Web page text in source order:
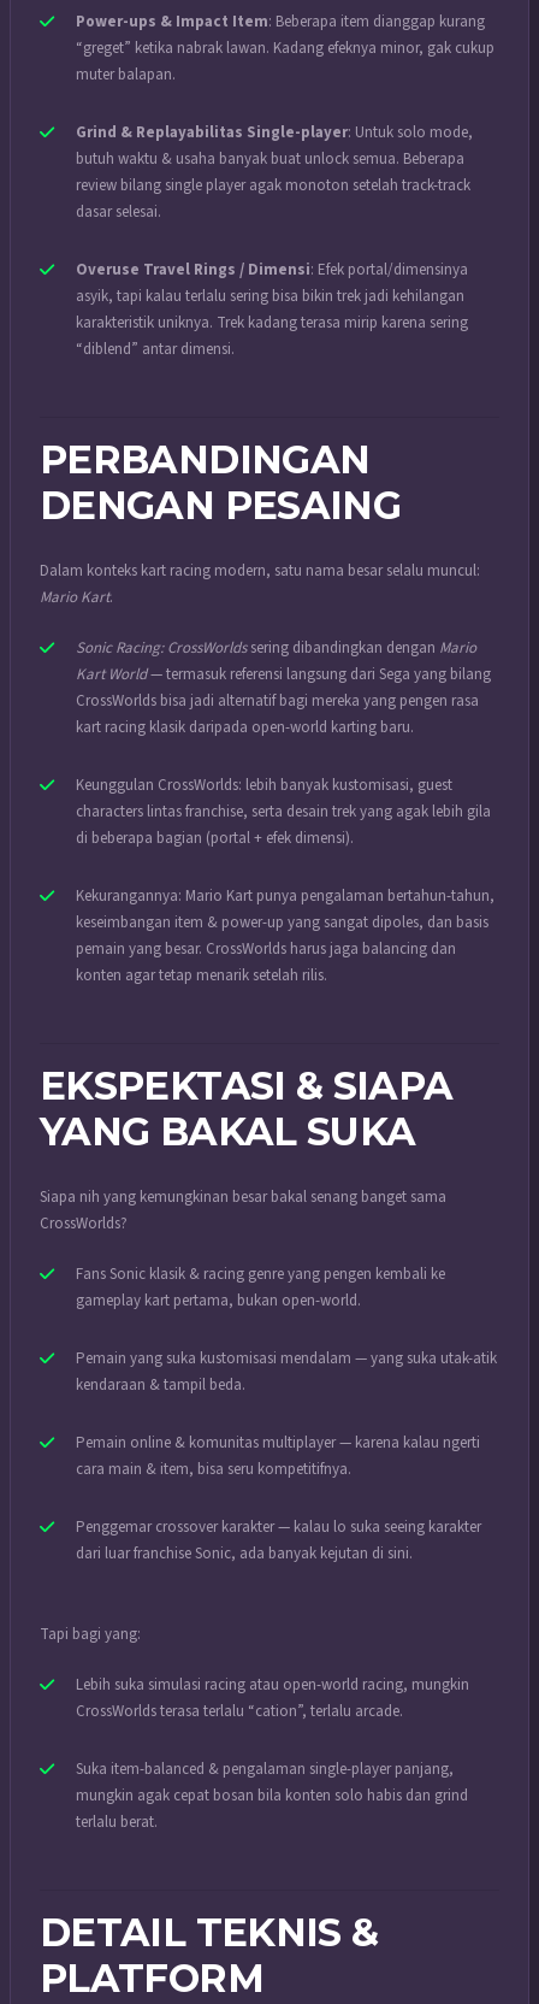
Power-ups & Impact Item: Beberapa item dianggap kurang
“greget” ketika nabrak lawan. Kadang efeknya minor, gak cukup
muter balapan.
Grind & Replayabilitas Single-player: Untuk solo mode,
butuh waktu & usaha banyak buat unlock semua. Beberapa
review bilang single player agak monoton setelah track-track
dasar selesai.
Overuse Travel Rings / Dimensi: Efek portal/dimensinya
asyik, tapi kalau terlalu sering bisa bikin trek jadi kehilangan
karakteristik uniknya. Trek kadang terasa mirip karena sering
“diblend” antar dimensi.
PERBANDINGAN
DENGAN PESAING
Dalam konteks kart racing modern, satu nama besar selalu muncul:
Mario Kart.
Sonic Racing: CrossWorldssering dibandingkan dengan Mario
Kart World— termasuk referensi langsung dari Sega yang bilang
CrossWorlds bisa jadi alternatif bagi mereka yang pengen rasa
kart racing klasik daripada open-world karting baru.
Keunggulan CrossWorlds: lebih banyak kustomisasi, guest
characters lintas franchise, serta desain trek yang agak lebih gila
di beberapa bagian (portal + efek dimensi).
Kekurangannya: Mario Kart punya pengalaman bertahun-tahun,
keseimbangan item & power-up yang sangat dipoles, dan basis
pemain yang besar. CrossWorlds harus jaga balancing dan
konten agar tetap menarik setelah rilis.
EKSPEKTASI & SIAPA
YANG BAKAL SUKA
Siapa nih yang kemungkinan besar bakal senang banget sama
CrossWorlds?
Fans Sonic klasik & racing genre yang pengen kembali ke
gameplay kart pertama, bukan open-world.
Pemain yang suka kustomisasi mendalam — yang suka utak-atik
kendaraan & tampil beda.
Pemain online & komunitas multiplayer — karena kalau ngerti
cara main & item, bisa seru kompetitifnya.
Penggemar crossover karakter — kalau lo suka seeing karakter
dari luar franchise Sonic, ada banyak kejutan di sini.
Tapi bagi yang:
Lebih suka simulasi racing atau open-world racing, mungkin
CrossWorlds terasa terlalu “cation”, terlalu arcade.
Suka item-balanced & pengalaman single-player panjang,
mungkin agak cepat bosan bila konten solo habis dan grind
terlalu berat.
DETAIL TEKNIS &
PLATFORM